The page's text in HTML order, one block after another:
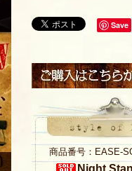
Save
商品番号：EASE-
Night